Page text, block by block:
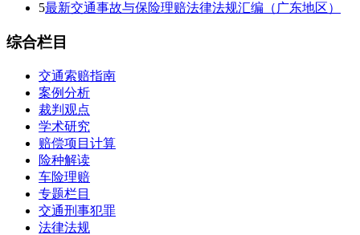
5最新交通事故与保险理赔法律法规汇编（广东地区）
综合栏目
交通索赔指南
案例分析
裁判观点
学术研究
赔偿项目计算
险种解读
车险理赔
专题栏目
交通刑事犯罪
法律法规